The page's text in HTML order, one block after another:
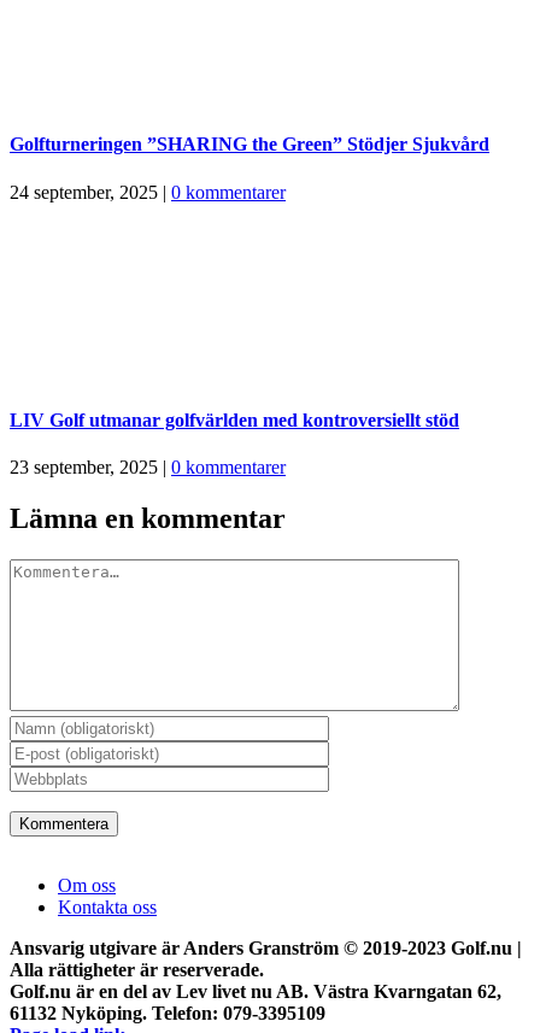
Golfturneringen ”SHARING the Green” Stödjer Sjukvård
24 september, 2025 | 0 kommentarer
LIV Golf utmanar golfvärlden med kontroversiellt stöd
23 september, 2025 | 0 kommentarer
Lämna en kommentar
Kommentar
Om oss
Kontakta oss
Ansvarig utgivare är Anders Granström © 2019-2023 Golf.nu |
Alla rättigheter är reserverade.
Golf.nu är en del av Lev livet nu AB. Västra Kvarngatan 62,
61132 Nyköping. Telefon: 079-3395109